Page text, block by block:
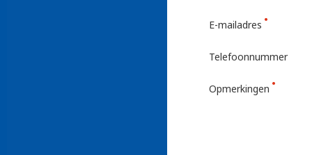
E-mailadres
Telefoonnummer
Opmerkingen